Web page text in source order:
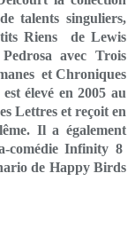
talents singuliers,
Riens de Lewis
avec Trois
et Chroniques
élevé en 2005 au
Lettres et reçoit en
Il a également
comédie Infinity 8
de Happy Birds